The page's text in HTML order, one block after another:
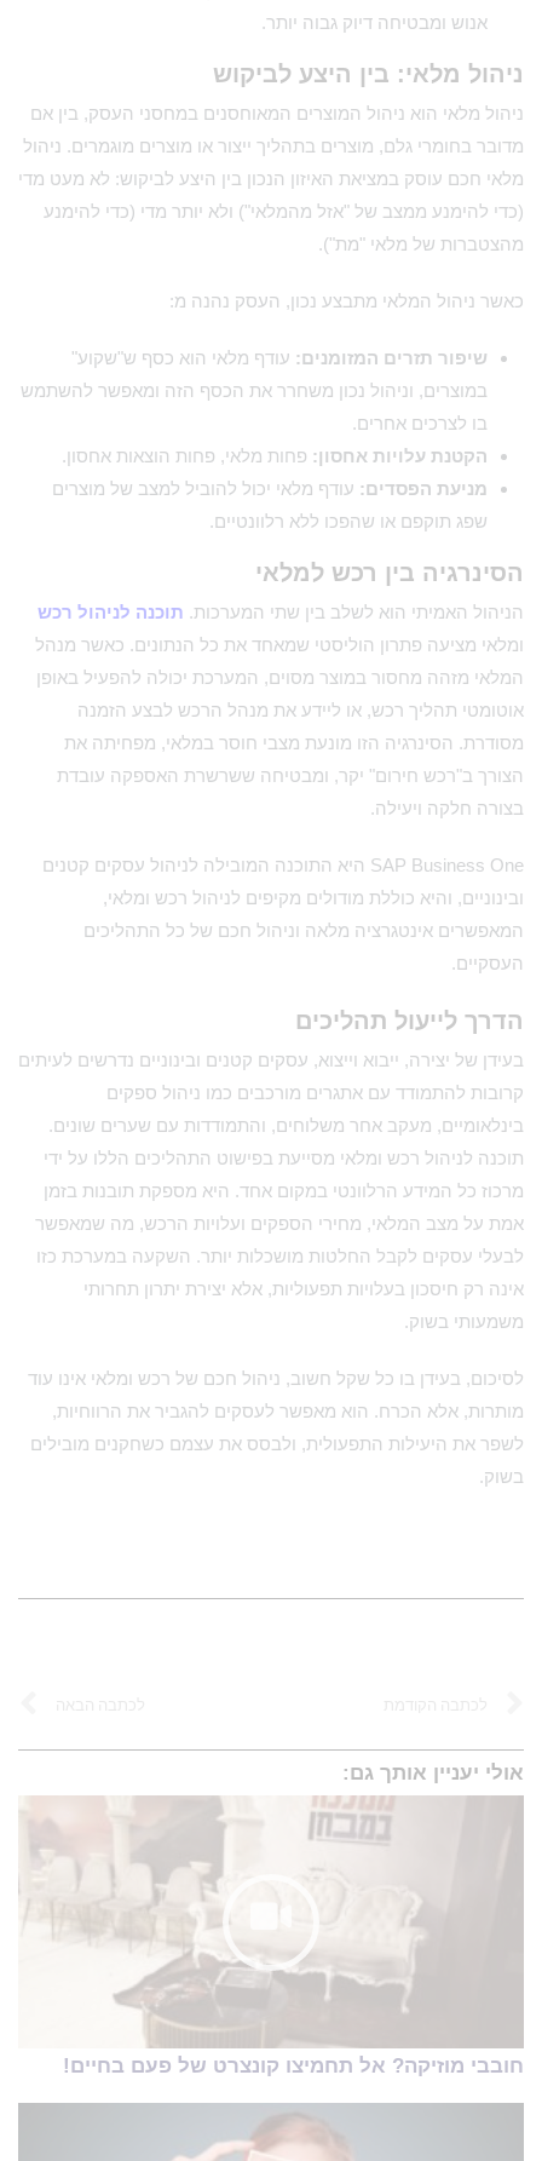
אנוש ומבטיחה דיוק גבוה יותר.
ניהול מלאי: בין היצע לביקוש
ניהול מלאי הוא ניהול המוצרים המאוחסנים במחסני העסק, בין אם
מדובר בחומרי גלם, מוצרים בתהליך ייצור או מוצרים מוגמרים. ניהול
מלאי חכם עוסק במציאת האיזון הנכון בין היצע לביקוש: לא מעט מדי
(כדי להימנע ממצב של "אזל מהמלאי") ולא יותר מדי (כדי להימנע
מהצטברות של מלאי "מת").
כאשר ניהול המלאי מתבצע נכון, העסק נהנה מ:
שיפור תזרים המזומנים: עודף מלאי הוא כסף ש"שקוע"
במוצרים, וניהול נכון משחרר את הכסף הזה ומאפשר להשתמש
בו לצרכים אחרים.
הקטנת עלויות אחסון: פחות מלאי, פחות הוצאות אחסון.
מניעת הפסדים: עודף מלאי יכול להוביל למצב של מוצרים
שפג תוקפם או שהפכו ללא רלוונטיים.
הסינרגיה בין רכש למלאי
הניהול האמיתי הוא לשלב בין שתי המערכות. תוכנה לניהול רכש
ומלאי מציעה פתרון הוליסטי שמאחד את כל הנתונים. כאשר מנהל
המלאי מזהה מחסור במוצר מסוים, המערכת יכולה להפעיל באופן
אוטומטי תהליך רכש, או ליידע את מנהל הרכש לבצע הזמנה
מסודרת. הסינרגיה הזו מונעת מצבי חוסר במלאי, מפחיתה את
הצורך ב"רכש חירום" יקר, ומבטיחה ששרשרת האספקה עובדת
בצורה חלקה ויעילה.
SAP Business One היא התוכנה המובילה לניהול עסקים קטנים
ובינוניים, והיא כוללת מודולים מקיפים לניהול רכש ומלאי,
המאפשרים אינטגרציה מלאה וניהול חכם של כל התהליכים
העסקיים.
הדרך לייעול תהליכים
בעידן של יצירה, ייבוא וייצוא, עסקים קטנים ובינוניים נדרשים לעיתים
קרובות להתמודד עם אתגרים מורכבים כמו ניהול ספקים
בינלאומיים, מעקב אחר משלוחים, והתמודדות עם שערים שונים.
תוכנה לניהול רכש ומלאי מסייעת בפישוט התהליכים הללו על ידי
מרכוז כל המידע הרלוונטי במקום אחד. היא מספקת תובנות בזמן
אמת על מצב המלאי, מחירי הספקים ועלויות הרכש, מה שמאפשר
לבעלי עסקים לקבל החלטות מושכלות יותר. השקעה במערכת כזו
אינה רק חיסכון בעלויות תפעוליות, אלא יצירת יתרון תחרותי
משמעותי בשוק.
לסיכום, בעידן בו כל שקל חשוב, ניהול חכם של רכש ומלאי אינו עוד
מותרות, אלא הכרח. הוא מאפשר לעסקים להגביר את הרווחיות,
לשפר את היעילות התפעולית, ולבסס את עצמם כשחקנים מובילים
בשוק.
אולי יעניין אותך גם:
חובבי מוזיקה? אל תחמיצו קונצרט של פעם בחיים!